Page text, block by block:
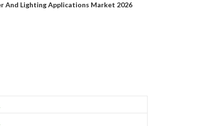
And Lighting Applications Market 2026